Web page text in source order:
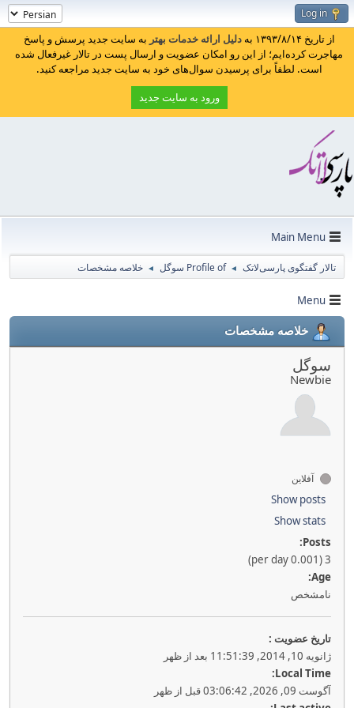
Log in
از تاریخ ۱۳۹۳/۸/۱۴ به دلیل ارائه خدمات بهتر به سایت جدید پرسش و پاسخ
مهاجرت کرده‌ایم؛ از این رو امکان عضویت و ارسال پست در تالار غیرفعال شده
است. لطفاً برای پرسیدن سوال‌های خود به سایت جدید مراجعه کنید.
ورود به سایت جدید
Main Menu
تالار گفتگوی پارسی‌لاتک ◄ Profile of سوگل ◄ خلاصه مشخصات
Menu
خلاصه مشخصات
سوگل
Newbie
آفلاین
Show posts
Show stats
Posts:
3 (0.001 per day)
Age:
نامشخص
تاريخ عضويت :
ژانویه 10, 2014, 11:51:39 بعد از ظهر
Local Time:
آگوست 09, 2026, 03:06:42 قبل از ظهر